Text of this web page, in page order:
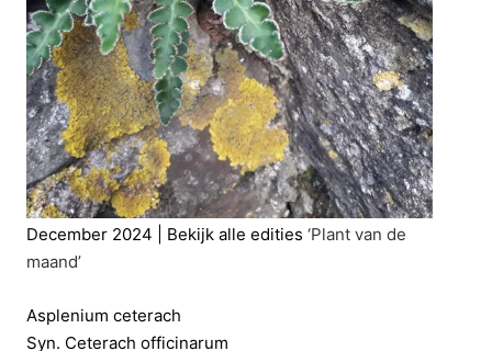
December 2024 | Bekijk alle edities ‘Plant van de
maand’
Asplenium ceterach
Syn. Ceterach officinarum